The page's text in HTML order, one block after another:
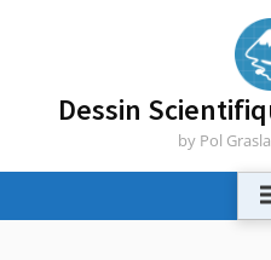
Dessin
by Pol